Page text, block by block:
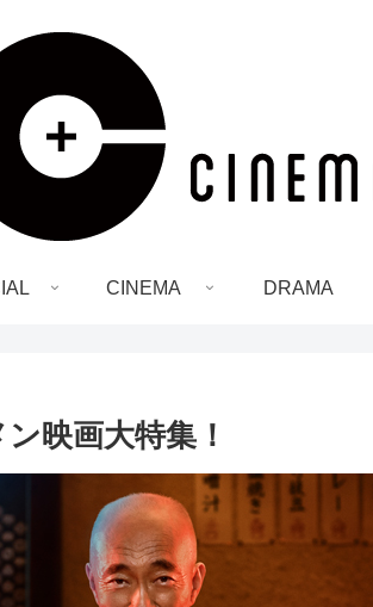
CINEMA DRAMA
映画大特集！